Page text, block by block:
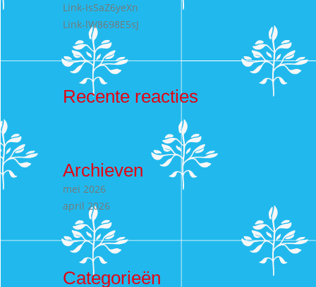
Link-IsSaZ6yeXn
Link-lW8698E5sJ
Recente reacties
Archieven
mei 2026
april 2026
Categorieën